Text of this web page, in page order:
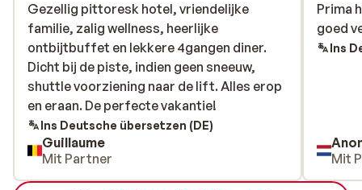
Gezellig pittoresk hotel, vriendelijke
familie, zalig wellness, heerlijke
ontbijtbuffet en lekkere 4gangen diner.
Dicht bij de piste, indien geen sneeuw,
shuttle voorziening naar de lift. Alles erop
en eraan. De perfecte vakantie!
Gezellig pittoresk hotel, vriendelijke
familie, zalig wellness, heerlijke
ontbijtbuffet en lekkere 4gangen diner.
Dicht bij de piste, indien geen sneeuw,
shuttle voorziening naar de lift. Alles erop
en eraan. De perfecte vakantie!
Ins Deutsche übersetzen (DE)
Guillaume
Mit Partner
Prima
goed
Prima
goed
Ins
Mit